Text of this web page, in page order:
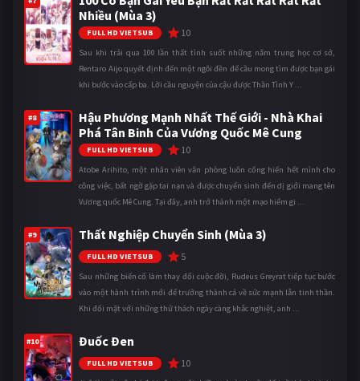
Nhiều (Mùa 3)
FULL HD VIETSUB 10
Sau khi trải qua 100 lần thất tình suốt những năm trung học cơ sở,
Rentaro Aijo quyết định đến một ngôi đền để cầu mong tìm được bạn gái
khi bước vào cấp ba. Lời cầu nguyện của cậu được Thần Tình Y ...
#8
Hậu Phương Mạnh Nhất Thế Giới - Nhà Khai
Phá Tân Binh Của Vương Quốc Mê Cung
FULL HD VIETSUB 10
Atobe Arihito, một nhân viên văn phòng luôn cống hiến hết mình cho
công việc, bất ngờ gặp tai nạn và được chuyển sinh đến dị giới mang tên
Vương quốc Mê Cung. Tại đây, anh trở thành một mạo hiểm gi ...
#9 Thất Nghiệp Chuyển Sinh (Mùa 3)
FULL HD VIETSUB 5
Sau những biến cố làm thay đổi cuộc đời, Rudeus Greyrat tiếp tục bước
vào một hành trình mới để trưởng thành cả về sức mạnh lẫn tinh thần.
Khi đối mặt với những thử thách ngày càng khắc nghiệt, anh ...
#10 Đuốc Đen
FULL HD VIETSUB 10